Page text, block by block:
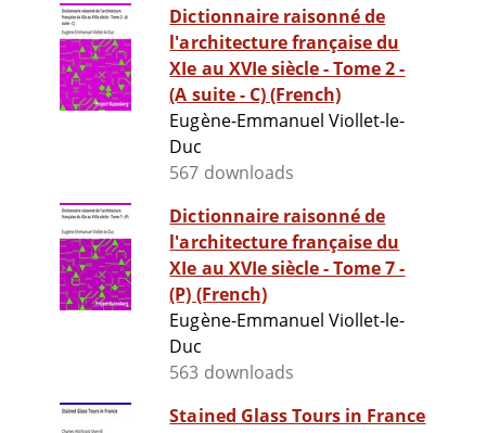
Dictionnaire raisonné de
l'architecture française du
XIe au XVIe siècle - Tome 2 -
(A suite - C) (French)
Eugène-Emmanuel Viollet-le-
Duc
567 downloads
Dictionnaire raisonné de
l'architecture française du
XIe au XVIe siècle - Tome 7 -
(P) (French)
Eugène-Emmanuel Viollet-le-
Duc
563 downloads
Stained Glass Tours in France